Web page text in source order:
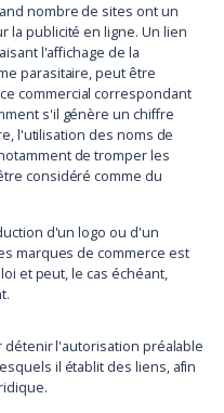
nombre de sites ont un
la publicité en ligne. Un lien
l'affichage de la
parasitaire, peut être
commercial correspondant
s'il génère un chiffre
l'utilisation des noms de
de tromper les
considéré comme du
d'un logo ou d'un
marques de commerce est
et peut, le cas échéant,
détenir l'autorisation préalable
il établit des liens, afin